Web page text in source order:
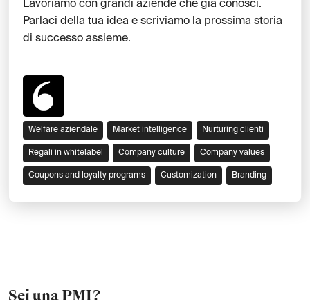
Lavoriamo con grandi aziende che già conosci.
Parlaci della tua idea e scriviamo la prossima storia
di successo assieme.
Welfare aziendale Market intelligence Nurturing clienti
Regali in whitelabel Company culture Company values
Coupons and loyalty programs Customization Branding
Sei una PMI?